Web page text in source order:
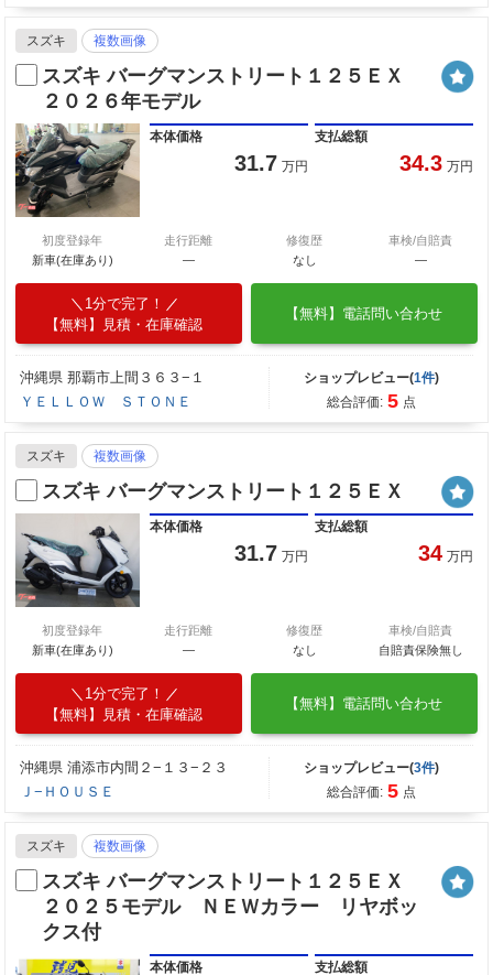
スズキ 複数画像
スズキ バーグマンストリート１２５ＥＸ
２０２６年モデル
本体価格
31.7 万円
支払総額
34.3 万円
初度登録年
新車(在庫あり)
走行距離
―
修復歴
なし
車検/自賠責
―
1分で完了！
【無料】見積・在庫確認
【無料】電話問い合わせ
沖縄県 那覇市上間３６３−１
ＹＥＬＬＯＷ ＳＴＯＮＥ
ショップレビュー(1件)
総合評価: 5 点
スズキ 複数画像
スズキ バーグマンストリート１２５ＥＸ
本体価格
31.7 万円
支払総額
34 万円
初度登録年
新車(在庫あり)
走行距離
―
修復歴
なし
車検/自賠責
自賠責保険無し
1分で完了！
【無料】見積・在庫確認
【無料】電話問い合わせ
沖縄県 浦添市内間２−１３−２３
Ｊ−ＨＯＵＳＥ
ショップレビュー(3件)
総合評価: 5 点
スズキ 複数画像
スズキ バーグマンストリート１２５ＥＸ
２０２５モデル ＮＥＷカラー リヤボッ
クス付
本体価格 支払総額